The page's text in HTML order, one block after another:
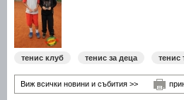
тенис клуб тенис за деца тенис
Виж всички новини и събития >>